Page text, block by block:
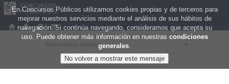
En Concursos Públicos utilizamos cookies propias y de terceros para
mejorar nuestros servicios mediante el análisis de sus hábitos de
navegación. Si continúa navegando, consideramos que acepta su
uso. Puede obtener más información en nuestras condiciones
generales.